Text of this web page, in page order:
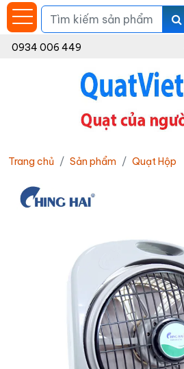
0934 006 449
Trang chủ Sản phẩm Quạt Hộp